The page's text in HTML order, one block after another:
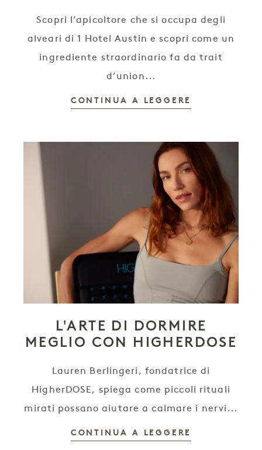
Scopri l’apicoltore che si occupa degli
alveari di 1 Hotel Austin e scopri come un
ingrediente straordinario fa da trait
d’union...
CONTINUA A LEGGERE
L'ARTE DI DORMIRE
MEGLIO CON HIGHERDOSE
Lauren Berlingeri, fondatrice di
HigherDOSE, spiega come piccoli rituali
mirati possano aiutare a calmare i nervi...
CONTINUA A LEGGERE